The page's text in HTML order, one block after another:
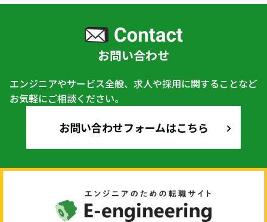
お問い合わせ
エンジニアやサービス全般、求人や採用に関することなど
お気軽にご相談ください。
お問い合わせフォームはこちら